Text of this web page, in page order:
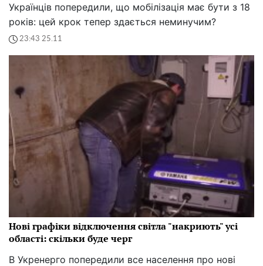
Українців попередили, що мобілізація має бути з 18
років: цей крок тепер здається неминучим?
23:43 25.11
Нові графіки відключення світла "накриють" усі
області: скільки буде черг
В Укренерго попередили все населення про нові